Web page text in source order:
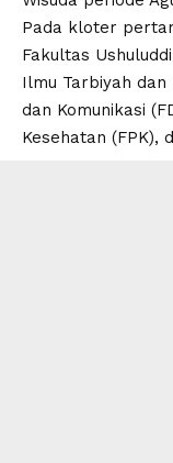
Pada kloter
Fakultas
Ilmu Tarbiyah dan
dan Komunikasi
Kesehatan (FPK),